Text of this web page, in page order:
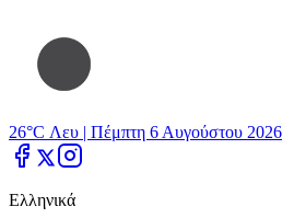
26°C Λευ | Πέμπτη 6 Αυγούστου 2026
Ελληνικά